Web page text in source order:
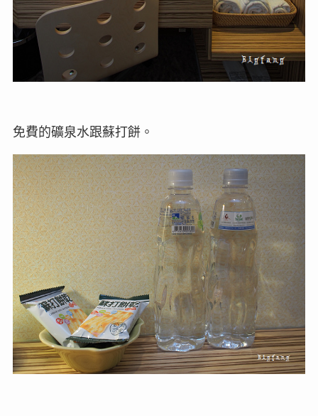
免費的礦泉水跟蘇打餅。